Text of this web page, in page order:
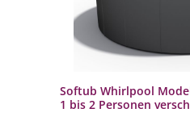
Softub Whirlpool
1 bis 2 Personen